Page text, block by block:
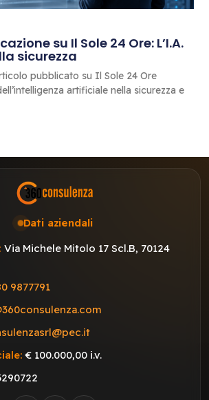
su Il Sole 24 Ore: L’I.A.
sicurezza
pubblicato su Il Sole 24 Ore
artificiale nella sicurezza e
Dati aziendali
Via Michele Mitolo 17 Scl.B, 70124
9877791
€ 100.000,00 i.v.